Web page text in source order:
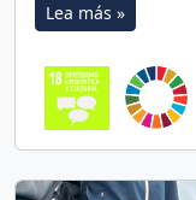
Lea más »